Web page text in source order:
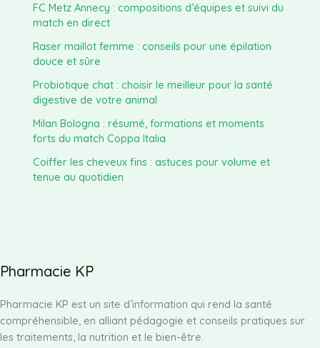
FC Metz Annecy : compositions d’équipes et suivi du
match en direct
Raser maillot femme : conseils pour une épilation
douce et sûre
Probiotique chat : choisir le meilleur pour la santé
digestive de votre animal
Milan Bologna : résumé, formations et moments
forts du match Coppa Italia
Coiffer les cheveux fins : astuces pour volume et
tenue au quotidien
Pharmacie KP
Pharmacie KP est un site d’information qui rend la santé
compréhensible, en alliant pédagogie et conseils pratiques sur
les traitements, la nutrition et le bien-être.